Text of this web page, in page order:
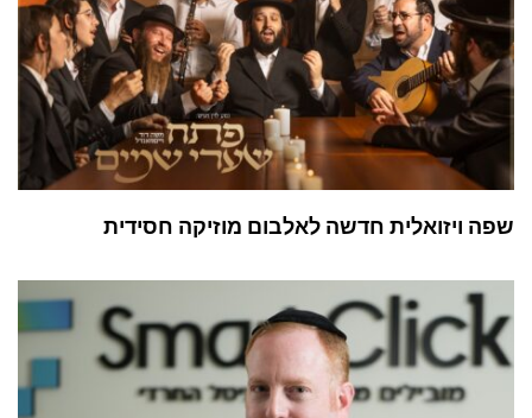
שפה ויזואלית חדשה לאלבום מוזיקה חסידית